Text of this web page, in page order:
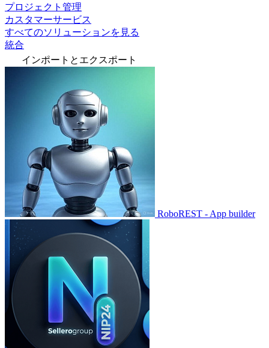
プロジェクト管理
カスタマーサービス
すべてのソリューションを見る
統合
インポートとエクスポート
RoboREST - App builder